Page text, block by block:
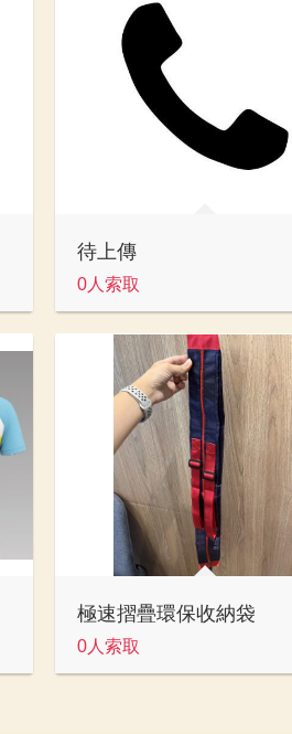
待上傳
0人索取
極速摺疊環保收納袋
0人索取